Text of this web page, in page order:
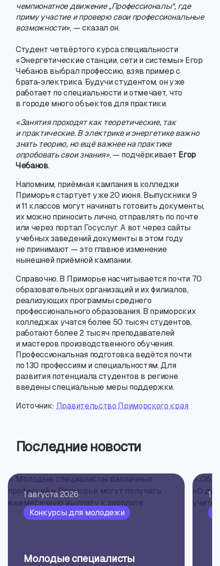
чемпионатное движение „Профессионалы“, где
приму участие и проверю свои профессиональные
возможности», — сказал он.
Студент четвёртого курса специальности
«Энергетические станции,сети и системы» Егор
Чебанов выбрал профессию, взяв пример с
брата-электрика. Будучи студентом, он уже
работает по специальности и отмечает, что
в городе много объектов для практики.
«Занятия проходят как теоретические, так
и практические. В электрике и энергетике важно
знать теорию, но ещё важнее на практике
опробовать свои знания», — подчёркивает Егор
Чебанов.
Напомним, приёмная кампания в колледжи
Приморья стартует уже 20 июня. Выпускники 9
и 11 классов могут начинать готовить документы,
их можно приносить лично, отправлять по почте
или через портал Госуслуг. А вот через сайты
учебных заведений документы в этом году
не принимают — это главное изменение
нынешней приёмной кампании.
Справочно. В Приморье насчитывается почти 70
образовательных организаций и их филиалов,
реализующих программы среднего
профессионального образования. В приморских
колледжах учатся более 50 тысяч студентов,
работают более 2 тысяч преподавателей
и мастеров производственного обучения.
Профессиональная подготовка ведётся почти
по 130 профессиям и специальностям. Для
развития потенциала студентов в регионе
введены специальные меры поддержки.
Источник: Правительство Приморского края
Последние новости
1 августа 2026
Конкурсы для молодежи
Молодые специалисты
1